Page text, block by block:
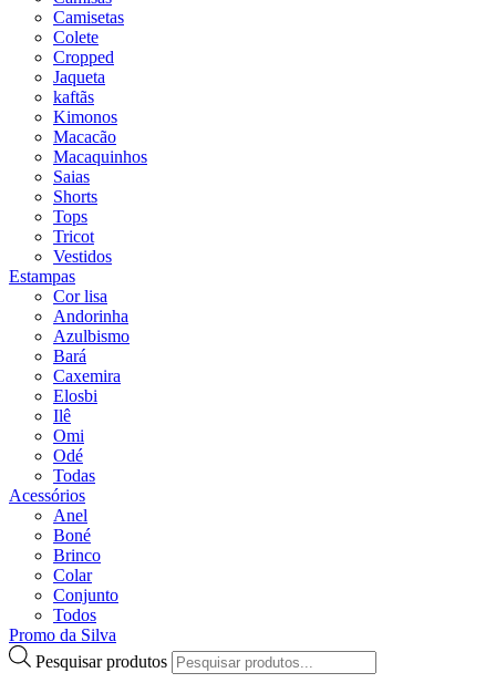
Camisetas
Colete
Cropped
Jaqueta
kaftãs
Kimonos
Macacão
Macaquinhos
Saias
Shorts
Tops
Tricot
Vestidos
Estampas
Cor lisa
Andorinha
Azulbismo
Bará
Caxemira
Elosbi
Ilê
Omi
Odé
Todas
Acessórios
Anel
Boné
Brinco
Colar
Conjunto
Todos
Promo da Silva
Pesquisar produtos